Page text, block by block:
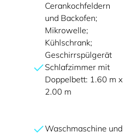
Cerankochfeldern
und Backofen;
Mikrowelle;
Kühlschrank;
Geschirrspülgerät
Schlafzimmer mit
Doppelbett: 1.60 m x
2.00 m
Waschmaschine und